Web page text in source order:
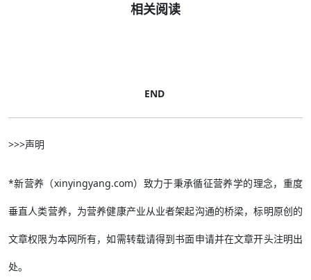
相关阅读
END
>>>声明
*新营养（xinyingyang.com）致力于秉承循征营养学的理念，重度
垂直人类营养，为营养健康产业从业者架起沟通的桥梁，标明原创的
文章权限为本网所有，如需转载请得到书面申请并在文章开头注明出
处。